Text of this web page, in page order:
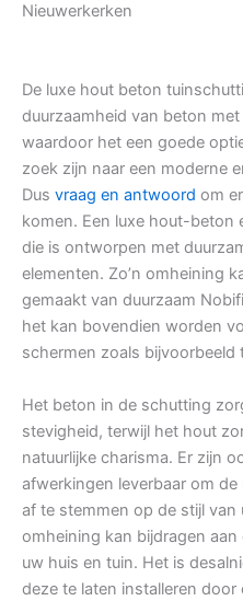
Nieuwerkerken
De luxe hout beton
duurzaamheid van beton
waardoor het een goede
zoek zijn naar een moderne
Dus vraag en antwoord om
komen. Een luxe hout-beton
die is ontworpen met
elementen. Zo’n omheining
gemaakt van duurzaam
het kan bovendien worden
schermen zoals bijvoorbeeld
Het beton in de schutting
stevigheid, terwijl het hout
natuurlijke charisma. Er zijn
afwerkingen leverbaar om
af te stemmen op de stijl
omheining kan bijdragen
uw huis en tuin. Het is
deze te laten installeren